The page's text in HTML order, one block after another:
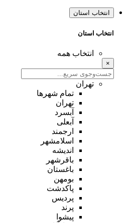
انتخاب استان
انتخاب استان
انتخاب همه
×
تهران
تمام شهر‌ها
تهران
آبسرد
آبعلی
ارجمند
اسلامشهر
اندیشه
باقرشهر
باغستان
بومهن
پاکدشت
پردیس
پرند
پیشوا